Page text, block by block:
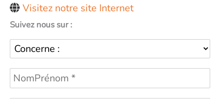
Visitez notre site Internet
Suivez nous sur :